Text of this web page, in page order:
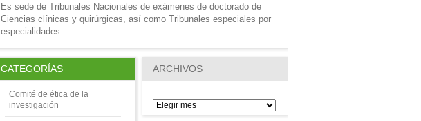
Es sede de Tribunales Nacionales de exámenes de doctorado de
Ciencias clínicas y quirúrgicas, así como Tribunales especiales por
especialidades.
CATEGORÍAS
Comité de ética de la
investigación
ARCHIVOS